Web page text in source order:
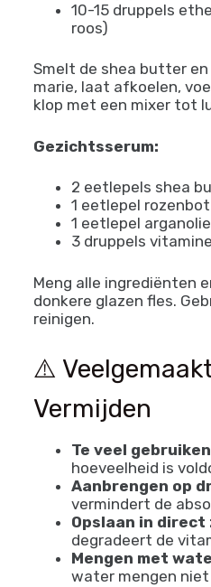
10-15 druppels
roos)
Smelt de shea butter
marie, laat afkoelen,
klop met een mixer tot
Gezichtsserum:
2 eetlepels shea
1 eetlepel
1 eetlepel arganolie
3 druppels
Meng alle ingrediënten
donkere glazen fles.
reinigen.
⚠️
Vermijden
Te veel gebruiken
hoeveelheid is
Aanbrengen op
vermindert de
Opslaan in
degradeert de
Mengen met
water mengen